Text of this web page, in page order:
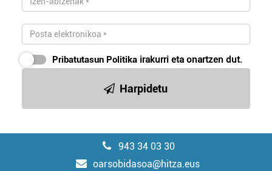
Pribatutasun Politika irakurri eta onartzen dut.
Harpidetu
943 34 03 30
oarsobidasoa@hitza.eus